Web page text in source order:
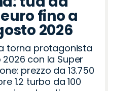
euro fino a
2026
torna protagonista
con la Super
prezzo da 13.750
1.2 turbo da 100